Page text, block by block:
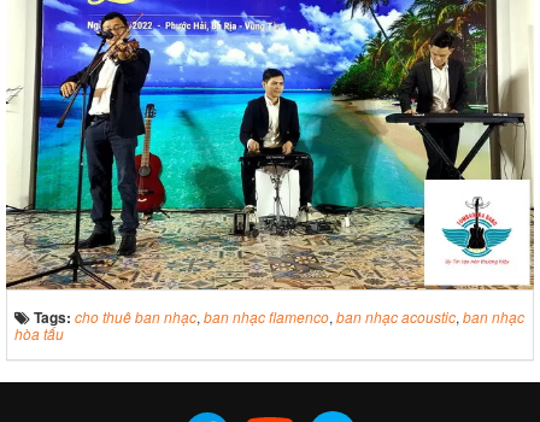
Tags: cho thuê ban nhạc, ban nhạc flamenco, ban nhạc acoustic, ban nhạc
hòa tấu